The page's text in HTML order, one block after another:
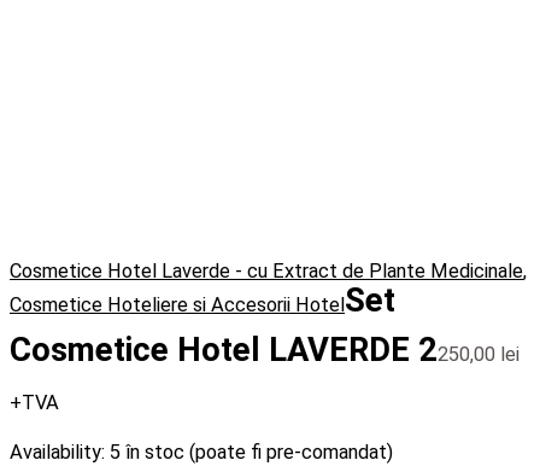
Cosmetice Hotel Laverde - cu Extract de Plante Medicinale,
Cosmetice Hoteliere si Accesorii Hotel Set
Cosmetice Hotel LAVERDE 2250,00 lei
+TVA
Availability: 5 în stoc (poate fi pre-comandat)